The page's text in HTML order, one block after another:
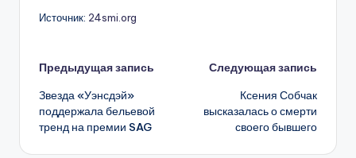
Источник: 24smi.org
Навигация
записи
Предыдущая запись
Звезда «Уэнсдэй»
поддержала бельевой
тренд на премии SAG
Следующая запись
Ксения Собчак
высказалась о смерти
своего бывшего